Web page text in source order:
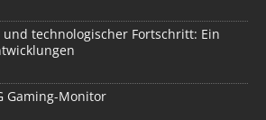
technologischer Fortschritt: Ein
Gaming-Monitor